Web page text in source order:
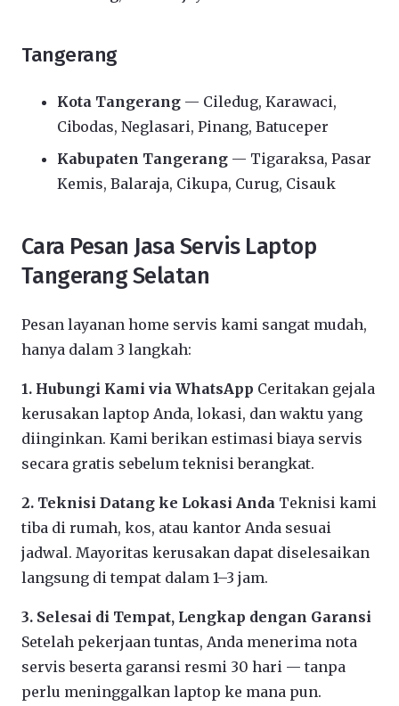
Tangerang
Kota Tangerang — Ciledug, Karawaci,
Cibodas, Neglasari, Pinang, Batuceper
Kabupaten Tangerang — Tigaraksa, Pasar
Kemis, Balaraja, Cikupa, Curug, Cisauk
Cara Pesan Jasa Servis Laptop
Tangerang Selatan
Pesan layanan home servis kami sangat mudah,
hanya dalam 3 langkah:
1. Hubungi Kami via WhatsApp Ceritakan gejala
kerusakan laptop Anda, lokasi, dan waktu yang
diinginkan. Kami berikan estimasi biaya servis
secara gratis sebelum teknisi berangkat.
2. Teknisi Datang ke Lokasi Anda Teknisi kami
tiba di rumah, kos, atau kantor Anda sesuai
jadwal. Mayoritas kerusakan dapat diselesaikan
langsung di tempat dalam 1–3 jam.
3. Selesai di Tempat, Lengkap dengan Garansi
Setelah pekerjaan tuntas, Anda menerima nota
servis beserta garansi resmi 30 hari — tanpa
perlu meninggalkan laptop ke mana pun.